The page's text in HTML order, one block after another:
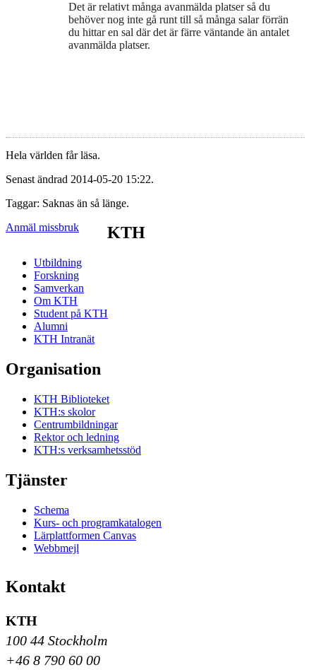
Det är relativt många avanmälda platser så du
behöver nog inte gå runt till så många salar förrän
du hittar en sal där det är färre väntande än antalet
avanmälda platser.
Hela världen får läsa.
Senast ändrad 2014-05-20 15:22.
Taggar: Saknas än så länge.
Anmäl missbruk
KTH
Utbildning
Forskning
Samverkan
Om KTH
Student på KTH
Alumni
KTH Intranät
Organisation
KTH Biblioteket
KTH:s skolor
Centrumbildningar
Rektor och ledning
KTH:s verksamhetsstöd
Tjänster
Schema
Kurs- och programkatalogen
Lärplattformen Canvas
Webbmejl
Kontakt
KTH
100 44 Stockholm
+46 8 790 60 00